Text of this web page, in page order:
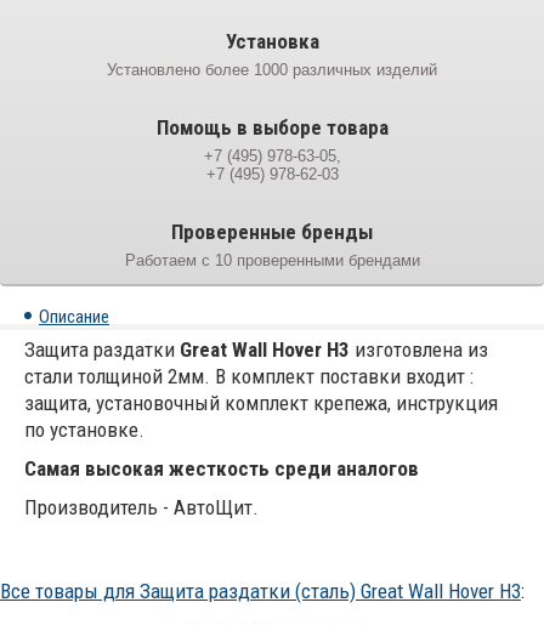
Установка
Установлено более 1000 различных изделий
Помощь в выборе товара
+7 (495) 978-63-05,
+7 (495) 978-62-03
Проверенные бренды
Работаем с 10 проверенными брендами
Описание
Защита раздатки Great Wall Hover H3 изготовлена из
стали толщиной 2мм. В комплект поставки входит :
защита, установочный комплект крепежа, инструкция
по установке.
Самая высокая жесткость среди аналогов
Производитель - АвтоЩит.
Все товары для Защита раздатки (сталь) Great Wall Hover H3: